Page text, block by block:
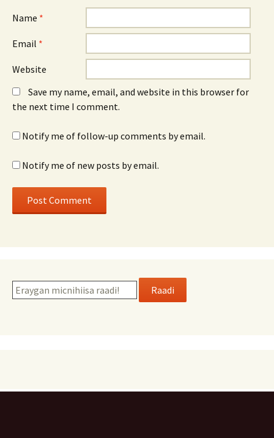
Name *
Email *
Website
Save my name, email, and website in this browser for
the next time I comment.
Notify me of follow-up comments by email.
Notify me of new posts by email.
Raadi